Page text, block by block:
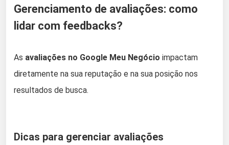
Gerenciamento de avaliações: como
lidar com feedbacks?
As avaliações no Google Meu Negócio impactam
diretamente na sua reputação e na sua posição nos
resultados de busca.
Dicas para gerenciar avaliações